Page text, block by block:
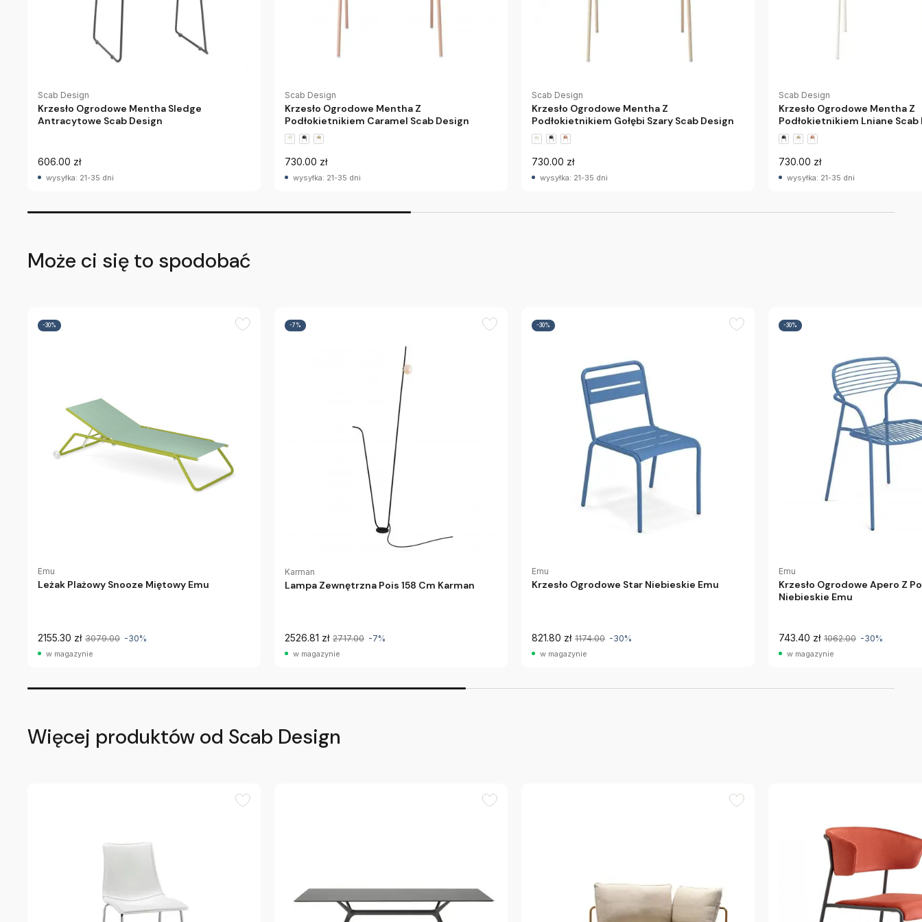
Scab Design
Krzesło Ogrodowe Mentha Sledge
Antracytowe Scab Design
606.00 zł
wysyłka: 21-35 dni
Scab Design
Krzesło Ogrodowe Mentha Z
Podłokietnikiem Caramel Scab Design
730.00 zł
wysyłka: 21-35 dni
Scab Design
Krzesło Ogrodowe Mentha Z
Podłokietnikiem Gołębi Szary Scab Design
730.00 zł
wysyłka: 21-35 dni
Scab Design
Krzesło Ogrodowe Mentha Z
Podłokietnikiem Lniane Scab
730.00 zł
wysyłka: 21-35 dni
Może ci się to spodobać
-30%
Emu
Leżak Plażowy Snooze Miętowy Emu
2155.30 zł 3079.00 -30%
w magazynie
-7%
Karman
Lampa Zewnętrzna Pois 158 Cm Karman
2526.81 zł 2717.00 -7%
w magazynie
-30%
Emu
Krzesło Ogrodowe Star Niebieskie Emu
821.80 zł 1174.00 -30%
w magazynie
-30%
Emu
Krzesło Ogrodowe Apero Z
Niebieskie Emu
743.40 zł 1062.00 -30%
w magazynie
Więcej produktów od Scab Design